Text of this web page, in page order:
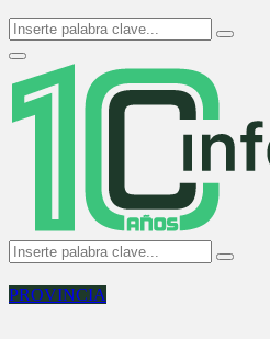
Search
for:
Search
Primary
Menu
Search
for:
Search
PROVINCIA